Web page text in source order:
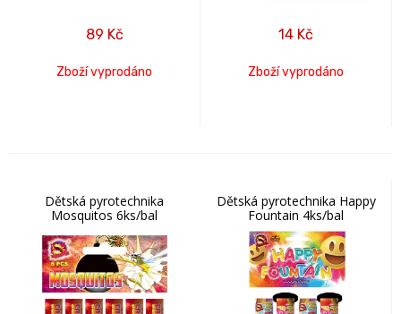
89 Kč
Zboží vyprodáno
14 Kč
Zboží vyprodáno
Dětská pyrotechnika
Mosquitos 6ks/bal
Dětská pyrotechnika Happy
Fountain 4ks/bal